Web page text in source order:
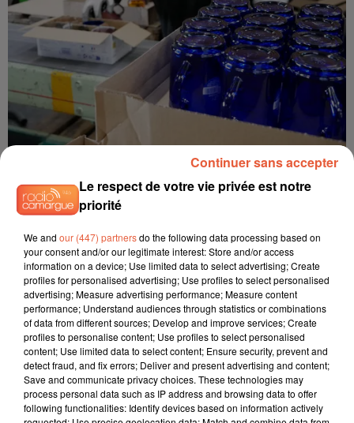
3 novembre 2025
NATIONAL POUR...
L’entreprise emblématique du Loiret cherche à lever 5
millions d’euros pour moderniser son usine et préserver 240
emplois.
Le respect de votre vie privée est notre
priorité
We and our (447) partnersdo the following data processing based on
your consent and/or our legitimate interest: Store and/or access
information on a device; Use limited data to select advertising; Create
profiles for personalised advertising; Use profiles to select personalised
advertising; Measure advertising performance; Measure content
performance; Understand audiences through statistics or combinations
of data from different sources; Develop and improve services; Create
profiles to personalise content; Use profiles to select personalised
content; Use limited data to select content; Ensure security, prevent and
detect fraud, and fix errors; Deliver and present advertising and content;
Save and communicate privacy choices. These technologies may
process personal data such as IP address and browsing data to offer
following functionalities: Identify devices based on information actively
Continuer sans accepter